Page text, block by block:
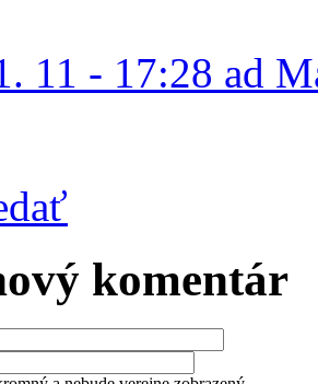
11 - 17:28 ad
komentár